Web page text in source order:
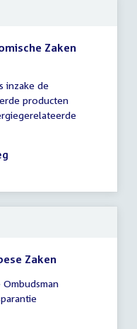
Zaken
inzake de
producten
Zaken